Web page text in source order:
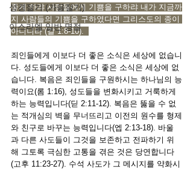
성경절기 (가을절기)
이스라엘 일반 명절
좋게 하랴 사람들에게 기쁨을 구하랴 내가 지금까
지 사람들의 기쁨을 구하였다면 그리스도의 종이
아니니라”(갈 1:8-10).
죄인들에게 이보다 더 좋은 소식은 세상에 없습니
다. 성도들에게 이보다 더 좋은 소식은 세상에 없
습니다. 복음은 죄인들을 구원하시는 하나님의 능
력이요(롬 1:16), 성도들을 변화시키고 거룩하게
하는 능력입니다(딛 2:11-12). 복음은 뚫을 수 없
는 적개심의 벽을 무너뜨리고 이전의 원수를 형제
와 친구로 바꾸는 능력입니다(엡 2:13-18). 바울
과 다른 사도들이 그것을 보존하고 전파하기 위
해 그토록 극심한 고통을 겪은 것은 당연합니다
(고후 11:23-27). 수석 사도가 그 메시지를 약화시